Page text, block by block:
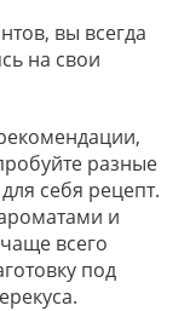
вы всегда
на свои
разные
себя рецепт.
и
всего
под